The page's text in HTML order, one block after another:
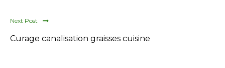
Next Post
Curage canalisation graisses cuisine